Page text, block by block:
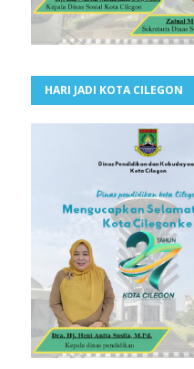
HARI JADI KOTA CILEGON